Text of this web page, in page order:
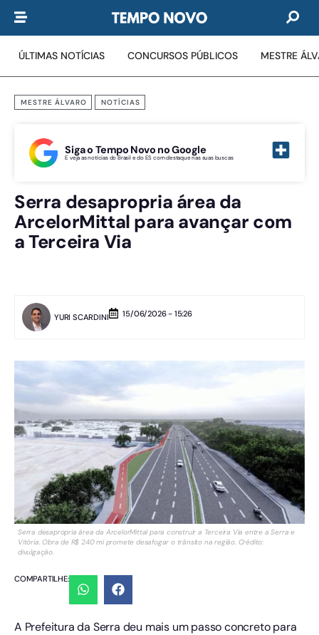
ÚLTIMAS NOTÍCIAS CONCURSOS PÚBLICOS MESTRE
MESTRE ÁLVARO NOTÍCIAS
Siga o Tempo Novo no Google
E veja as notícias do Brasil e do ES com destaque nas suas buscas
Serra desapropria área da
ArcelorMittal para avançar com
a Terceira Via
YURI SCARDINI 15/06/2026 - 15:26
Serra desapropria área da ArcelorMittal para construir a Terceira Via entre a Serra e
Vitória. Obra de R$ 240 mi promete desafogar o trânsito na região. Crédito:
divulgação.
COMPARTILHE:
A Prefeitura da Serra deu mais um passo concreto para